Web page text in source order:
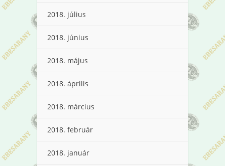
2018. július
2018. június
2018. május
2018. április
2018. március
2018. február
2018. január